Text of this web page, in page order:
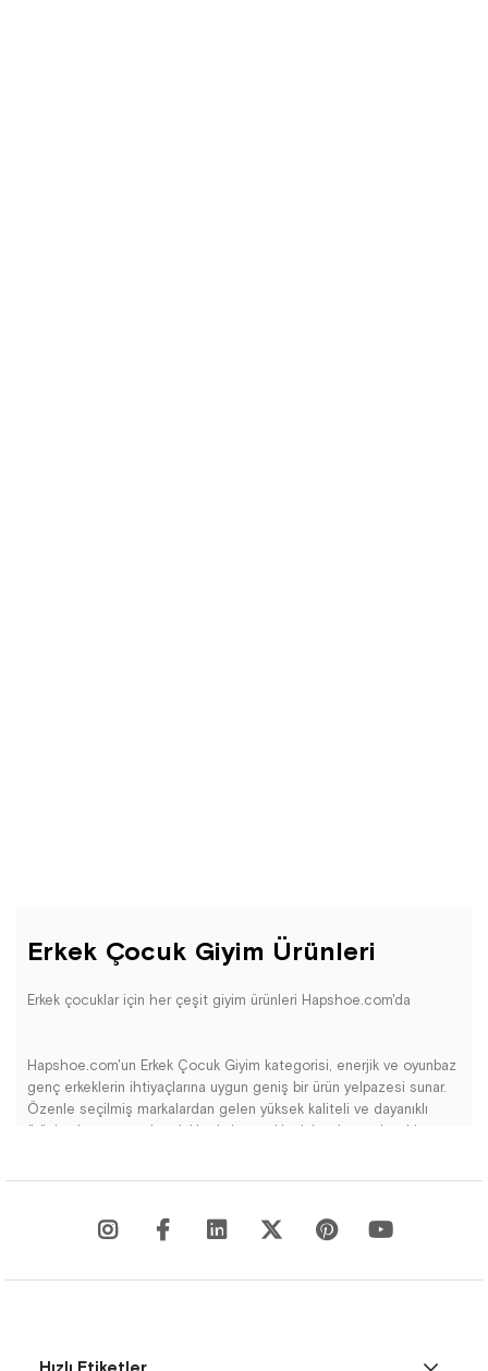
Erkek Çocuk Giyim Ürünleri
Erkek çocuklar için her çeşit giyim ürünleri Hapshoe.com'da
Hapshoe.com'un Erkek Çocuk Giyim kategorisi, enerjik ve oyunbaz
genç erkeklerin ihtiyaçlarına uygun geniş bir ürün yelpazesi sunar.
Özenle seçilmiş markalardan gelen yüksek kaliteli ve dayanıklı
ürünler, her yaş grubundaki erkek çocuklar için şık ve rahat bir
Her giyim ürünü, erkek çocukların aktif yaşam tarzını göz önünde
bulundurarak özenle tasarlanmıştır. Ayak sağlığını destekleyen
parçada bulunmaktadır. Kullanılan malzemeler, uzun ömürlü ve
Hızlı Etiketler